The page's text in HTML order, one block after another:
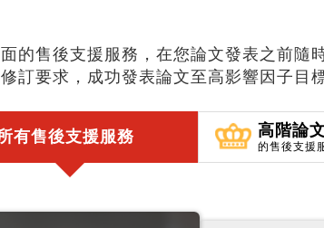
的售後支援服務，在您論文發表之前隨
訂要求，成功發表論文至高影響因子目
有售後支援服務 高階論